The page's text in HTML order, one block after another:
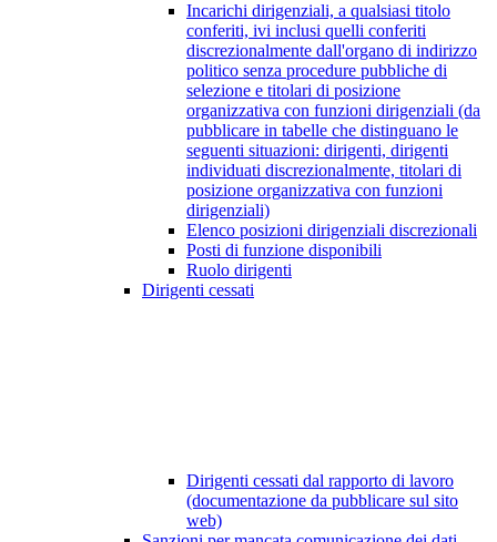
Incarichi dirigenziali, a qualsiasi titolo
conferiti, ivi inclusi quelli conferiti
discrezionalmente dall'organo di indirizzo
politico senza procedure pubbliche di
selezione e titolari di posizione
organizzativa con funzioni dirigenziali (da
pubblicare in tabelle che distinguano le
seguenti situazioni: dirigenti, dirigenti
individuati discrezionalmente, titolari di
posizione organizzativa con funzioni
dirigenziali)
Elenco posizioni dirigenziali discrezionali
Posti di funzione disponibili
Ruolo dirigenti
Dirigenti cessati
Dirigenti cessati dal rapporto di lavoro
(documentazione da pubblicare sul sito
web)